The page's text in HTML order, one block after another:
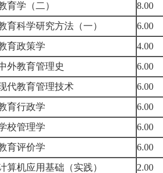
育学（二）
8.00
育科学研究方法（一）
6.00
育政策学
4.00
外教育管理史
6.00
代教育管理技术
6.00
育行政学
6.00
校管理学
6.00
育评价学
6.00
算机应用基础（实践）
2.00